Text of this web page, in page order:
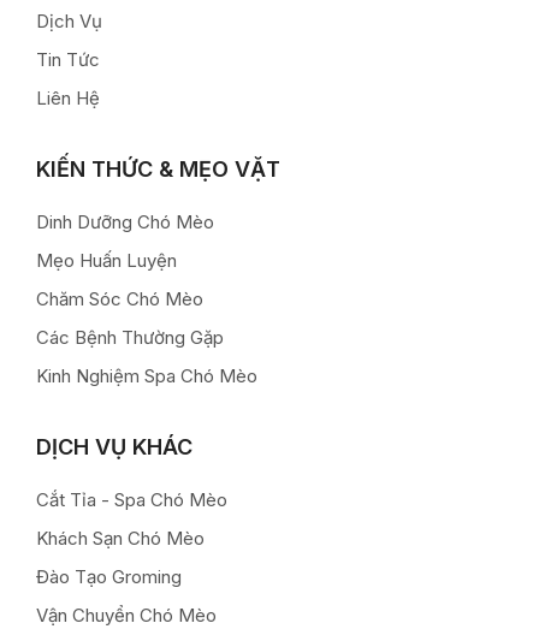
Dịch Vụ
Tin Tức
Liên Hệ
KIẾN THỨC & MẸO VẶT
Dinh Dưỡng Chó Mèo
Mẹo Huấn Luyện
Chăm Sóc Chó Mèo
Các Bệnh Thường Gặp
Kinh Nghiệm Spa Chó Mèo
DỊCH VỤ KHÁC
Cắt Tỉa - Spa Chó Mèo
Khách Sạn Chó Mèo
Đào Tạo Groming
Vận Chuyển Chó Mèo